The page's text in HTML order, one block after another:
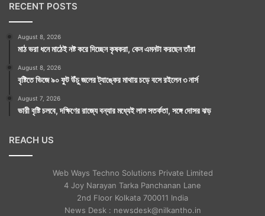
RECENT POSTS
August 8, 2026
মাঠ ভরা ধনে মাঠেই নষ্ট করে দিচ্ছেন কৃষকরা, কেন এমনটা করছেন তাঁরা
August 8, 2026
বৃষ্টিতে ভিজে ৯০ ফুট উঁচু জলের ট্যাঙ্কের মাথায় চড়ে বসে রইলেন ৩ নার্স
August 7, 2026
ভারী বৃষ্টি চলবে, দক্ষিণের রাজ্যে বন্যার মধ্যেই লাল সতর্কতা, সঙ্গে দোসর ঝড়
REACH US
Web Ways Techno Solutions Private Limited
4 Joy Narayan Tarka Panchanan Lane
2nd Floor Kolkata 700011 India
News Desk : newsdesk@nilkantho.in